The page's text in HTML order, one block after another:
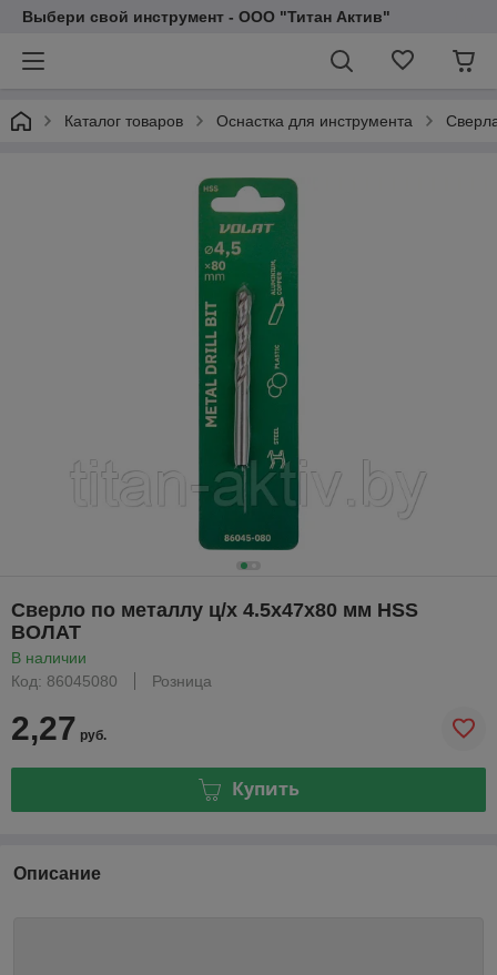
Выбери свой инструмент - ООО "Титан Актив"
Каталог товаров Оснастка для инструмента
Сверло по металлу ц/х 4.5х47х80 мм HSS
ВОЛАТ
В наличии
Код: 86045080
Розница
2,27 руб.
Купить
Описание